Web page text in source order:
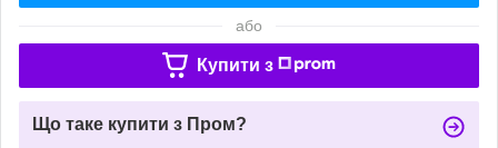
або
Купити з
Що таке купити з Пром?